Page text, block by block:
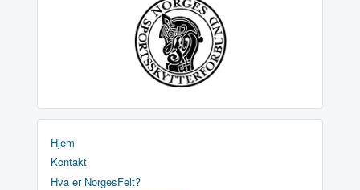
Hjem
Kontakt
Hva er NorgesFelt?